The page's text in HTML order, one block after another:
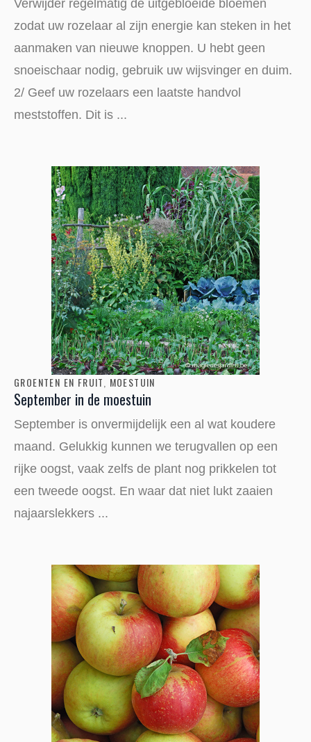
Verwijder regelmatig de uitgebloeide bloemen
zodat uw rozelaar al zijn energie kan steken in het
aanmaken van nieuwe knoppen. U hebt geen
snoeischaar nodig, gebruik uw wijsvinger en duim.
2/ Geef uw rozelaars een laatste handvol
meststoffen. Dit is ...
GROENTEN EN FRUIT MOESTUIN
September in de moestuin
September is onvermijdelijk een al wat koudere
maand. Gelukkig kunnen we terugvallen op een
rijke oogst, vaak zelfs de plant nog prikkelen tot
een tweede oogst. En waar dat niet lukt zaaien
najaarslekkers ...